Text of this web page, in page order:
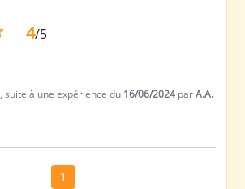
4/5
, suite à une expérience du 16/06/2024 parA.A.
1